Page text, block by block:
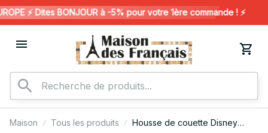
⚡️ Dites BONJOUR à -5% pour votre 1ère commande ! ⚡️
Maison Tous les produits
Housse de couette Disney